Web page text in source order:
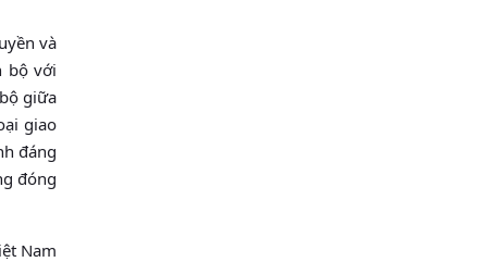
và
bộ với
giữa
giao
đáng
đóng
Nam